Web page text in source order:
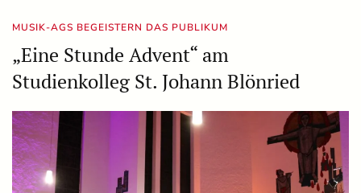
MUSIK-AGS BEGEISTERN DAS PUBLIKUM
„Eine Stunde Advent“ am
Studienkolleg St. Johann Blönried